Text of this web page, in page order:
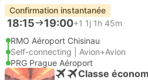
Confirmation instantanée
18:15 19:00+1 1j 1h 45m
RMO Aéroport Chisinau
Self-connecting | Avion+Avion
PRG Prague Aéroport
Classe